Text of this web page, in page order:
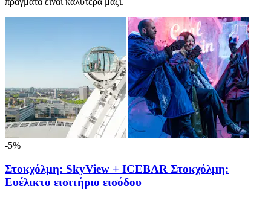
-5%
Στοκχόλμη: SkyView + ICEBAR Στοκχόλμη:
Ευέλικτο εισιτήριο εισόδου